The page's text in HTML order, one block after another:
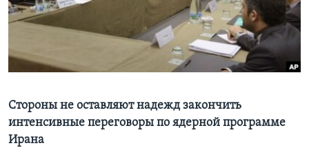
Learning English
СОЦИАЛЬНЫЕ СЕТИ
Языки
Стороны не оставляют надежд закончить
интенсивные переговоры по ядерной программе
Ирана